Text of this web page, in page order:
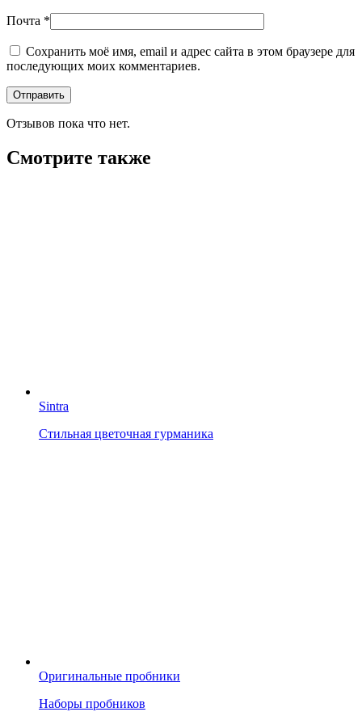
Почта *
Сохранить моё имя, email и адрес сайта в этом браузере для
последующих моих комментариев.
Отзывов пока что нет.
Смотрите также
Sintra
Стильная цветочная гурманика
Оригинальные пробники
Наборы пробников